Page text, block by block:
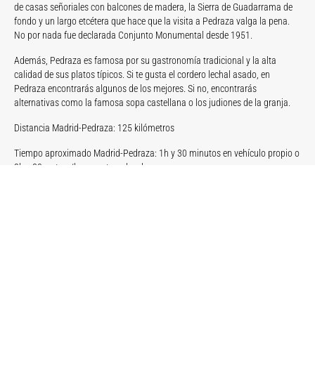
de casas señoriales con balcones de madera, la Sierra de Guadarrama de
fondo y un largo etcétera que hace que la visita a Pedraza valga la pena.
No por nada fue declarada Conjunto Monumental desde 1951.
Además, Pedraza es famosa por su gastronomía tradicional y la alta
calidad de sus platos típicos. Si te gusta el cordero lechal asado, en
Pedraza encontrarás algunos de los mejores. Si no, encontrarás
alternativas como la famosa sopa castellana o los judiones de la granja.
Distancia Madrid-Pedraza: 125 kilómetros
Tiempo aproximado Madrid-Pedraza: 1h y 30 minutos en vehículo propio o
2h y 30 en tren/bus con transbordo.